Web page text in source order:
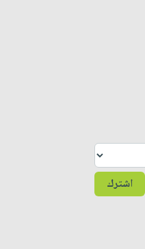
اشترك